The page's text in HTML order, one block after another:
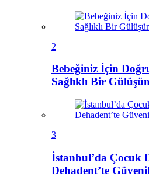
2
Bebeğiniz İçin
Sağlıklı Bir
3
İstanbul’da Çocuk
Dehadent’te